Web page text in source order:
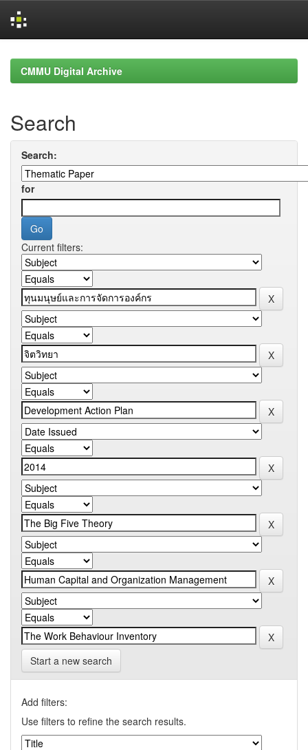
navigationCMMU Digital Archive
Search
Search:
for
Current filters:
Start a new search
Add filters:
Use filters to refine the search results.